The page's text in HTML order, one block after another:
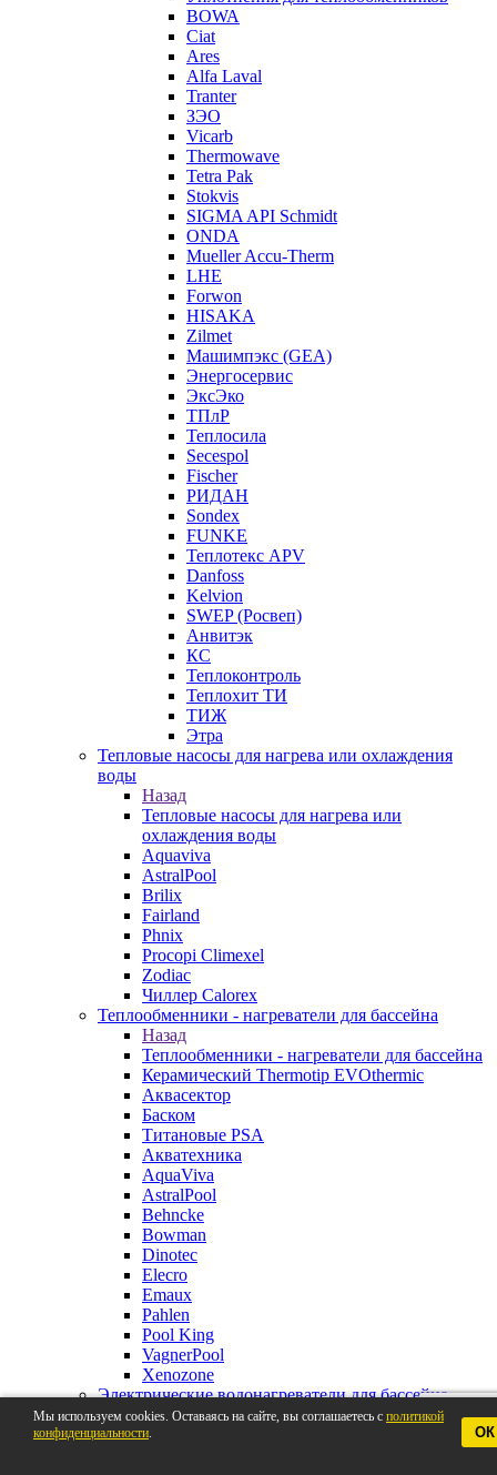
BOWA
Ciat
Ares
Alfa Laval
Tranter
ЗЭО
Vicarb
Thermowave
Tetra Pak
Stokvis
SIGMA API Schmidt
ONDA
Mueller Accu-Therm
LHE
Forwon
HISAKA
Zilmet
Машимпэкс (GEA)
Энергосервис
ЭксЭко
ТПлР
Теплосила
Secespol
Fischer
РИДАН
Sondex
FUNKE
Теплотекс APV
Danfoss
Kelvion
SWEP (Росвеп)
Анвитэк
КС
Теплоконтроль
Теплохит ТИ
ТИЖ
Этра
Тепловые насосы для нагрева или охлаждения
воды
Назад
Тепловые насосы для нагрева или
охлаждения воды
Aquaviva
AstralPool
Brilix
Fairland
Phnix
Procopi Climexel
Zodiac
Чиллер Calorex
Теплообменники - нагреватели для бассейна
Назад
Теплообменники - нагреватели для бассейна
Керамический Thermotip EVOthermic
Аквасектор
Баском
Титановые PSA
Акватехника
AquaViva
AstralPool
Behncke
Bowman
Dinotec
Elecro
Emaux
Pahlen
Pool King
VagnerPool
Xenozone
Электрические водонагреватели для бассейна
Назад
Электрические водонагреватели для
Мы используем cookies. Оставаясь на сайте, вы соглашаетесь с политикой
конфиденциальности. ОК